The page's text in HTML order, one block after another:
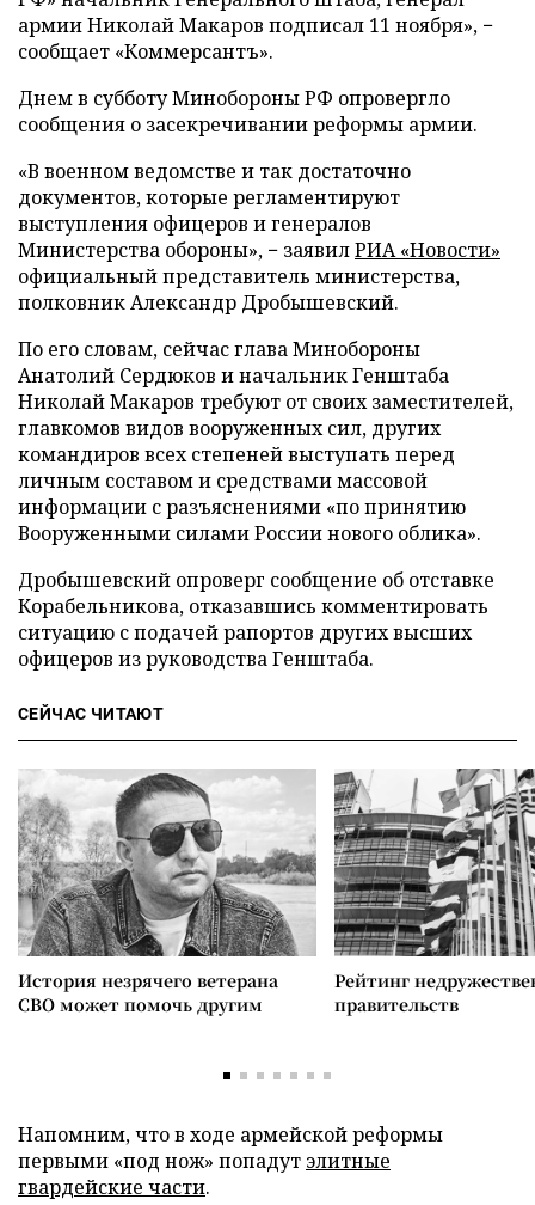
армии Николай Макаров подписал 11 ноября», −
сообщает «Коммерсантъ».
Днем в субботу Минобороны РФ опровергло
сообщения о засекречивании реформы армии.
«В военном ведомстве и так достаточно
документов, которые регламентируют
выступления офицеров и генералов
Министерства обороны», − заявилРИА «Новости»
официальный представитель министерства,
полковник Александр Дробышевский.
По его словам, сейчас глава Минобороны
Анатолий Сердюков и начальник Генштаба
Николай Макаров требуют от своих заместителей,
главкомов видов вооруженных сил, других
командиров всех степеней выступать перед
личным составом и средствами массовой
информации с разъяснениями «по принятию
Вооруженными силами России нового облика».
Дробышевский опроверг сообщение об отставке
Корабельникова, отказавшись комментировать
ситуацию с подачей рапортов других высших
офицеров из руководства Генштаба.
СЕЙЧАС ЧИТАЮТ
История незрячего ветерана
СВО может помочь другим
Рейтинг
правительств
Напомним, что в ходе армейской реформы
первыми «под нож» попадут элитные
гвардейские части.